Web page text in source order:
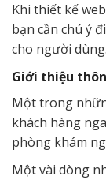
Khi thiết kế
bạn cần chú ý
cho người dùng.
Giới thiệu
Một trong
khách hàng
phòng khám
Một vài dòng